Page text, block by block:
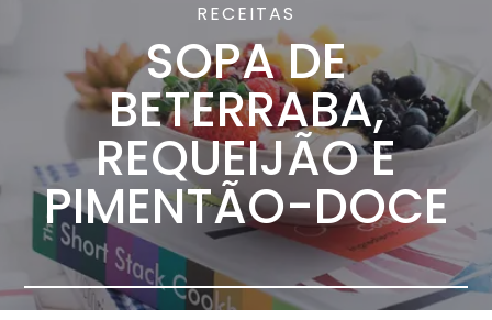
RECEITAS
SOPA DE
BETERRABA,
REQUEIJÃO E
PIMENTÃO-DOCE